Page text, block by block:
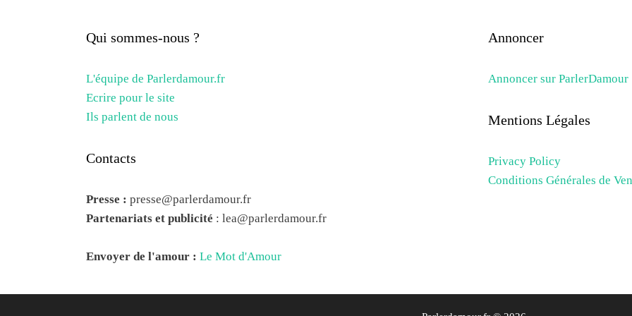
Qui sommes-nous ?
L'équipe de Parlerdamour.fr
Ecrire pour le site
Ils parlent de nous
Contacts
Presse : presse@parlerdamour.fr
Partenariats et publicité : lea@parlerdamour.fr
Envoyer de l'amour : Le Mot d'Amour
Annoncer
Annoncer sur ParlerDamour
Mentions Légales
Privacy Policy
Conditions Générales de